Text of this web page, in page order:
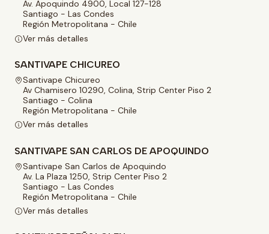
Av. Apoquindo 4900, Local 127-128
Santiago - Las Condes
Región Metropolitana - Chile
Ver más detalles
SANTIVAPE CHICUREO
Santivape Chicureo
Av Chamisero 10290, Colina, Strip Center Piso 2
Santiago - Colina
Región Metropolitana - Chile
Ver más detalles
SANTIVAPE SAN CARLOS DE APOQUINDO
Santivape San Carlos de Apoquindo
Av. La Plaza 1250, Strip Center Piso 2
Santiago - Las Condes
Región Metropolitana - Chile
Ver más detalles